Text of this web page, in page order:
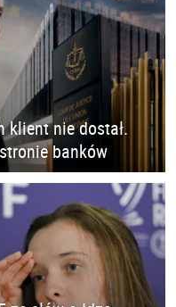
klient nie dostał.
banków